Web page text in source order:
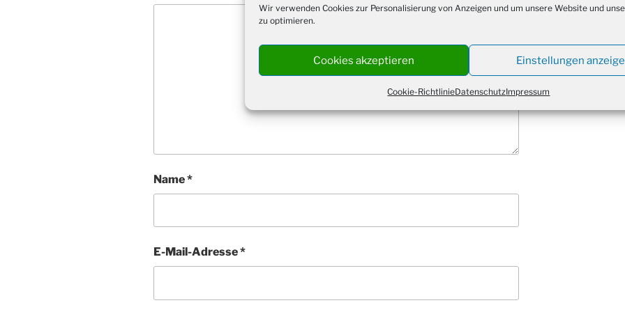
Wir verwenden Cookies zur Personalisierung von Anzeigen und um unsere Website und
zu optimieren.
Cookies akzeptieren Einstellungen
Cookie-RichtlinieDatenschutzImpressum
Name*
E-Mail-Adresse*
28.11.
Puer-
19.12.